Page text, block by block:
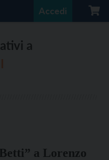
Accedi
a
a Lorenzo